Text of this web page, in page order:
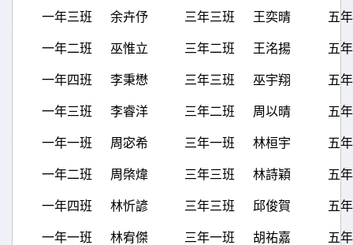
一年三班 余卉伃 三年三班 王奕晴 五
一年二班 巫惟立 三年二班 王洺揚 五
一年四班 李秉懋 三年三班 巫宇翔 五
一年三班 李睿洋 三年二班 周以晴 五
一年一班 周宓希 三年一班 林桓宇 五
一年二班 周棨煒 三年三班 林詩穎 五
一年四班 林忻諺 三年三班 邱俊賀 五
一年一班 林宥傑 三年一班 胡祐嘉 五